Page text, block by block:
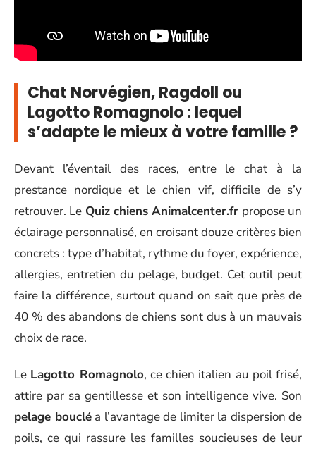
Chat Norvégien, Ragdoll ou
Lagotto Romagnolo : lequel
s’adapte le mieux à votre famille ?
Devant l’éventail des races, entre le chat à la
prestance nordique et le chien vif, difficile de s’y
retrouver. Le Quiz chiens Animalcenter.fr propose un
éclairage personnalisé, en croisant douze critères bien
concrets : type d’habitat, rythme du foyer, expérience,
allergies, entretien du pelage, budget. Cet outil peut
faire la différence, surtout quand on sait que près de
40 % des abandons de chiens sont dus à un mauvais
choix de race.
Le Lagotto Romagnolo, ce chien italien au poil frisé,
attire par sa gentillesse et son intelligence vive. Son
pelage boucléa l’avantage de limiter la dispersion de
poils, ce qui rassure les familles soucieuses de leur